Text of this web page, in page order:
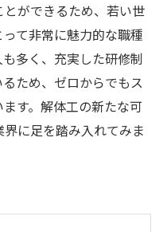
ができるため、若い世
て非常に魅力的な職種
多く、充実した研修制
ため、ゼロからでもス
す。解体工の新たな可
に足を踏み入れてみま